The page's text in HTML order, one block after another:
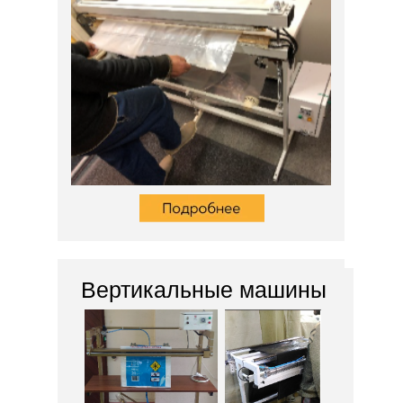
Вертикальные машины